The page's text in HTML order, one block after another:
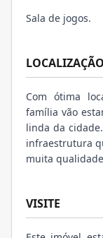
Sala de jogos.
LOCALIZAÇÃO
Com ótima
família vão
linda da
infraestrutura
muita
VISITE